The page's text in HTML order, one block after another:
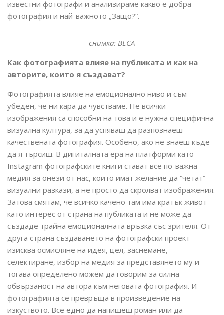
известни фотографи и анализираме какво е добра
фотография и най-важното „Защо?“.
снимка: BECA
Как фотографията влияе на публиката и как на
авторите, които я създават?
Фотографията влияе на емоционално ниво и съм
убеден, че ни кара да чувстваме. Не всички
изображения са способни на това и е нужна специфична
визуална култура, за да успяваш да разпознаеш
качествената фотография. Особено, ако не знаеш къде
да я търсиш. В дигиталната ера на платформи като
Instagram фотографските книги стават все по-важна
медия за онези от нас, които имат желание да “четат”
визуални разкази, а не просто да скролват изображения.
Затова смятам, че всичко качено там има кратък живот
като интерес от страна на публиката и не може да
създаде трайна емоционалната връзка със зрителя. От
друга страна създаването на фотографски проект
изисква осмисляне на идея, цел, заснемане,
селектиране, избор на медия за представянето му и
тогава определено можем да говорим за силна
обвързаност на автора към неговата фотография. И
фотографията се превръща в произведение на
изкуството. Все едно да напишеш роман или да